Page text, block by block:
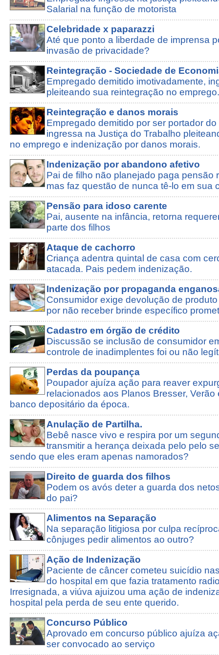
Salarial na função de motorista
Celebridade x paparazzi
Até que ponto a liberdade de imprensa
invasão de privacidade?
Reintegração - Sociedade de
Empregado demitido imotivadamente,
pleiteando sua reintegração no emprego.
Reintegração e danos morais
Empregado demitido por ser portador do
ingressa na Justiça do Trabalho
no emprego e indenização por danos morais.
Indenização por abandono afetivo
Pai de filho não planejado paga pensão
mas faz questão de nunca tê-lo em sua
Pensão para idoso carente
Pai, ausente na infância, retorna
parte dos filhos
Ataque de cachorro
Criança adentra quintal de casa com
atacada. Pais pedem indenização.
Indenização por propaganda
Consumidor exige devolução de
por não receber brinde específico
Cadastro em órgão de crédito
Discussão se inclusão de consumidor
controle de inadimplentes foi ou não
Perdas da poupança
Poupador ajuíza ação para reaver
relacionados aos Planos Bresser, Verão
banco depositário da época.
Anulação de Partilha.
Bebê nasce vivo e respira por um
transmitir a herança deixada pelo pelo
sendo que eles eram apenas namorados?
Direito de guarda dos filhos
Podem os avós deter a guarda dos
do pai?
Alimentos na Separação
Na separação litigiosa por culpa
cônjuges pedir alimentos ao outro?
Ação de Indenização
Paciente de câncer cometeu suicídio
do hospital em que fazia tratamento
Irresignada, a viúva ajuizou uma ação de
hospital pela perda de seu ente querido.
Concurso Público
Aprovado em concurso público ajuíza
ser convocado ao serviço